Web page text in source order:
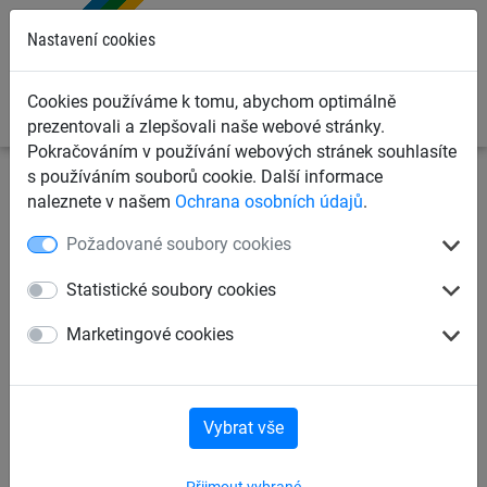
Nastavení cookies
Cookies používáme k tomu, abychom optimálně
prezentovali a zlepšovali naše webové stránky.
Pokračováním v používání webových stránek souhlasíte
s používáním souborů cookie. Další informace
naleznete v našem Ochrana osobních údajů.
Požadované soubory cookies
Statistické soubory cookies
Marketingové cookies
Vybrat vše
Sportovní sítě Sítě na plážové sporty Beach-Fotbal
Beach-Badminton
Beach-Házená